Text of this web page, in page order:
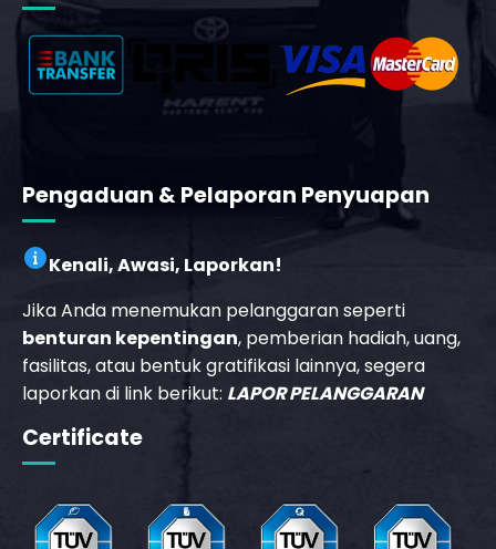
Pengaduan & Pelaporan Penyuapan
Kenali, Awasi, Laporkan!
Jika Anda menemukan pelanggaran seperti
benturan kepentingan, pemberian hadiah, uang,
fasilitas, atau bentuk gratifikasi lainnya, segera
laporkan di link berikut: LAPOR PELANGGARAN
Certificate